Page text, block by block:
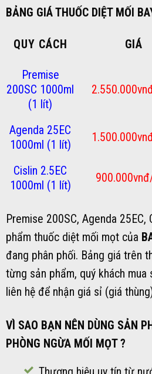
BẢNG GIÁ THUỐC DIỆT MỐI
QUY CÁCH GIÁ
Premise
200SC 1000ml
(1 lít)
Agenda 25EC
1000ml (1 lít)
Cislin 2.5EC
1000ml (1 lít)
Premise 200SC, Agenda 25EC,
phẩm thuốc diệt mối mọt của
đang phân phối. Bảng giá trên
từng sản phẩm, quý khách
liên hệ để nhận giá sỉ (giá
VÌ SAO BẠN NÊN DÙNG SẢN
PHÒNG NGỪA MỐI MỌT ?